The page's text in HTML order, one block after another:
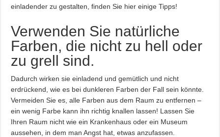
einladender zu gestalten, finden Sie hier einige Tipps!
Verwenden Sie natürliche
Farben, die nicht zu hell oder
zu grell sind.
Dadurch wirken sie einladend und gemütlich und nicht
erdrückend, wie es bei dunkleren Farben der Fall sein könnte.
Vermeiden Sie es, alle Farben aus dem Raum zu entfernen –
ein wenig Farbe kann ihn richtig knallen lassen! Lassen Sie
Ihren Raum nicht wie ein Krankenhaus oder ein Museum
aussehen, in dem man Angst hat, etwas anzufassen.